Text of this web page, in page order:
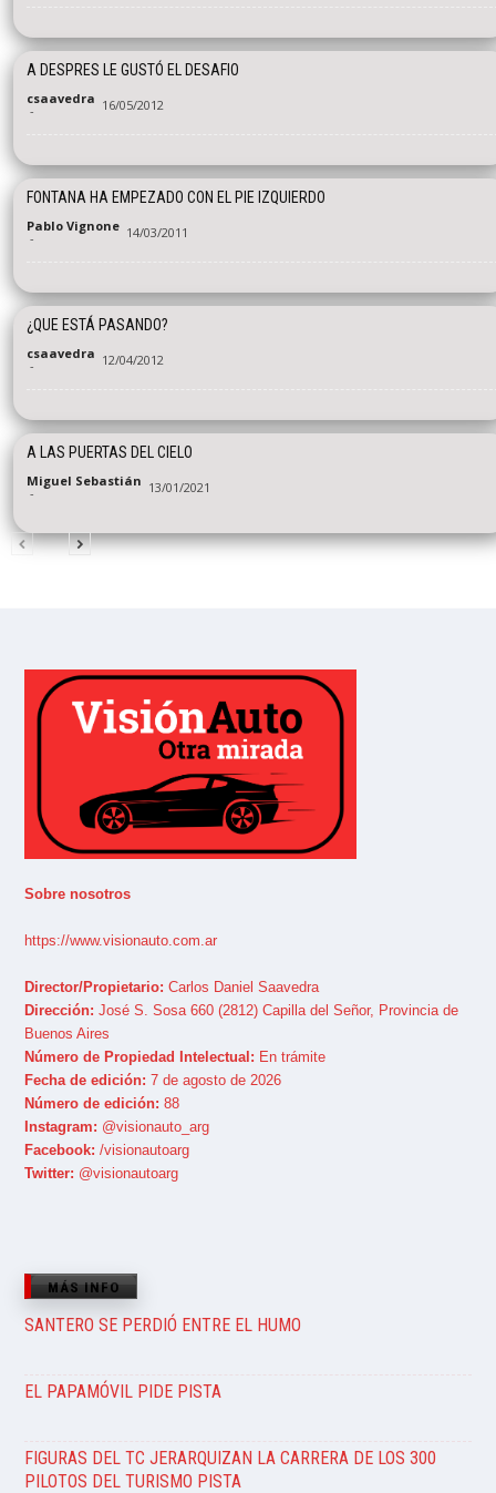
A DESPRES LE GUSTÓ EL DESAFIO
csaavedra
- 16/05/2012
FONTANA HA EMPEZADO CON EL PIE IZQUIERDO
Pablo Vignone
- 14/03/2011
¿QUE ESTÁ PASANDO?
csaavedra
- 12/04/2012
A LAS PUERTAS DEL CIELO
Miguel Sebastián
- 13/01/2021
Sobre nosotros
https://www.visionauto.com.ar
Director/Propietario: Carlos Daniel Saavedra
Dirección: José S. Sosa 660 (2812) Capilla del Señor, Provincia de
Buenos Aires
Número de Propiedad Intelectual: En trámite
Fecha de edición: 7 de agosto de 2026
Número de edición: 88
Instagram: @visionauto_arg
Facebook: /visionautoarg
Twitter: @visionautoarg
MÁS INFO
SANTERO SE PERDIÓ ENTRE EL HUMO
EL PAPAMÓVIL PIDE PISTA
FIGURAS DEL TC JERARQUIZAN LA CARRERA DE LOS 300
PILOTOS DEL TURISMO PISTA